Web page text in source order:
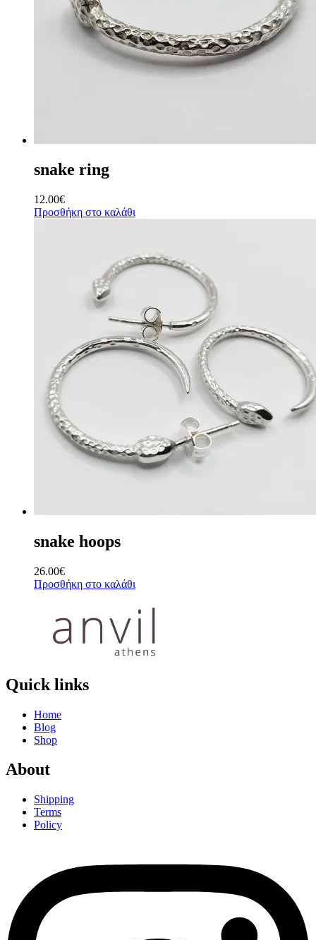
snake ring
12.00€
Προσθήκη στο καλάθι
snake hoops
26.00€
Προσθήκη στο καλάθι
Quick links
Home
Blog
Shop
About
Shipping
Terms
Policy